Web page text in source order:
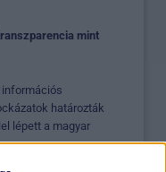
mint
információs
határozták
lépett a magyar